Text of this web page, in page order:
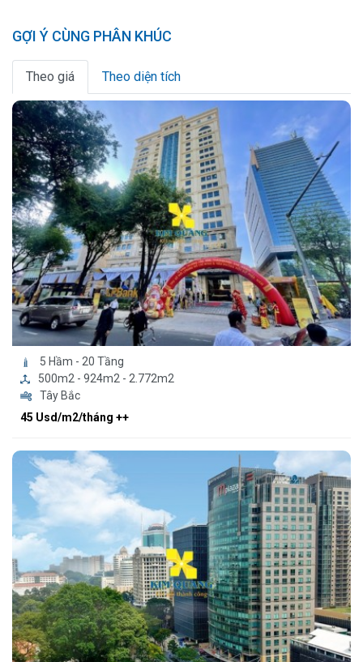
GỢI Ý CÙNG PHÂN KHÚC
Theo giá Theo diện tích
5 Hầm - 20 Tầng
500m2 - 924m2 - 2.772m2
Tây Bắc
45 Usd/m2/tháng ++